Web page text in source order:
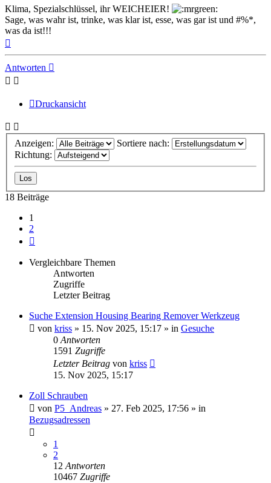
Klima, Spezialschlüssel, ihr WEICHEIER!
Sage, was wahr ist, trinke, was klar ist, esse, was gar ist und #%*,
was da ist!!!
Antworten
Druckansicht
Anzeigen:
Sortiere nach:
Richtung:
18 Beiträge
1
2
Vergleichbare Themen
Antworten
Zugriffe
Letzter Beitrag
Suche Extension Housing Bearing Remover Werkzeug
von kriss » 15. Nov 2025, 15:17 » in Gesuche
0 Antworten
1591 Zugriffe
Letzter Beitrag von kriss
15. Nov 2025, 15:17
Zoll Schrauben
von P5_Andreas » 27. Feb 2025, 17:56 » in
Bezugsadressen
1
2
12 Antworten
10467 Zugriffe